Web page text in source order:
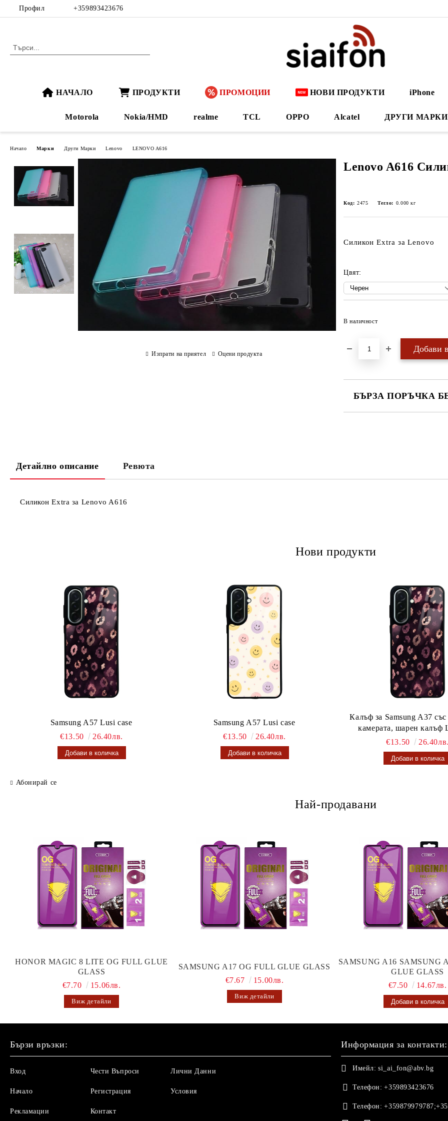
Профил +359893423676
НАЧАЛО ПРОДУКТИ ПРОМОЦИИ НОВИ ПРОДУКТИ iPhone
Motorola Nokia/HMD realme TCL OPPO Alcatel ДРУГИ МАРКИ
Начало Марки Други Марки Lenovo LENOVO A616
Lenovo A616
Код: 2475 Тегло: 0.000 кг
Силикон Extra за Lenovo
Цвят:
В наличност
БЪРЗА ПОРЪЧКА
Изпрати на приятел Оцени продукта
Детайлно описание Ревюта
Силикон Extra за Lenovo A616
Нови продукти
Samsung A57 Lusi case
€13.50
26.40лв.
Samsung A57 Lusi case
€13.50
26.40лв.
Калъф за Samsung A37
камерата, шарен калъф
€13.50
26.40лв.
Абонирай се
Най-продавани
HONOR MAGIC 8 LITE OG FULL GLUE
GLASS
€7.70
15.06лв.
Виж детайли
SAMSUNG A17 OG FULL GLUE GLASS
€7.67
15.00лв.
Виж детайли
SAMSUNG A16 SAMSUNG
GLUE GLASS
€7.50
14.67лв.
Бързи връзки:
Вход
Начало
Рекламации
Чести Въпроси
Регистрация
Контакт
Лични Данни
Условия
Информация за контакти:
Имейл: si_ai_fon@abv.bg
Телефон: +359893423676
Телефон: